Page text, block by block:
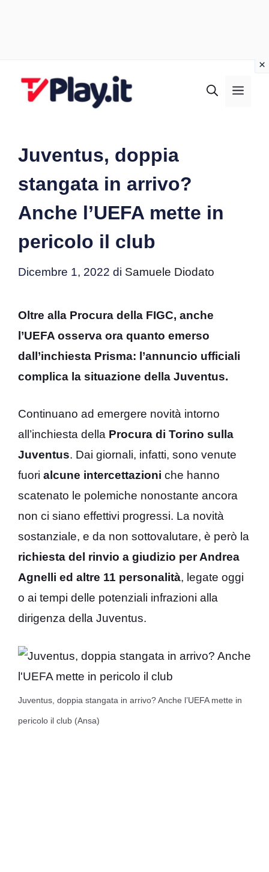
Juventus, doppia
stangata in arrivo?
Anche l’UEFA mette in
pericolo il club
Dicembre 1, 2022 di Samuele Diodato
Oltre alla Procura della FIGC, anche
l’UEFA osserva ora quanto emerso
dall’inchiesta Prisma: l’annuncio ufficiali
complica la situazione della Juventus.
Continuano ad emergere novità intorno
all’inchiesta della Procura di Torino sulla
Juventus. Dai giornali, infatti, sono venute
fuori alcune intercettazioni che hanno
scatenato le polemiche nonostante ancora
non ci siano effettivi progressi. La novità
sostanziale, e da non sottovalutare, è però la
richiesta del rinvio a giudizio per Andrea
Agnelli ed altre 11 personalità, legate oggi
o ai tempi delle potenziali infrazioni alla
dirigenza della Juventus.
Juventus, doppia stangata in arrivo? Anche l’UEFA mette in
pericolo il club (Ansa)